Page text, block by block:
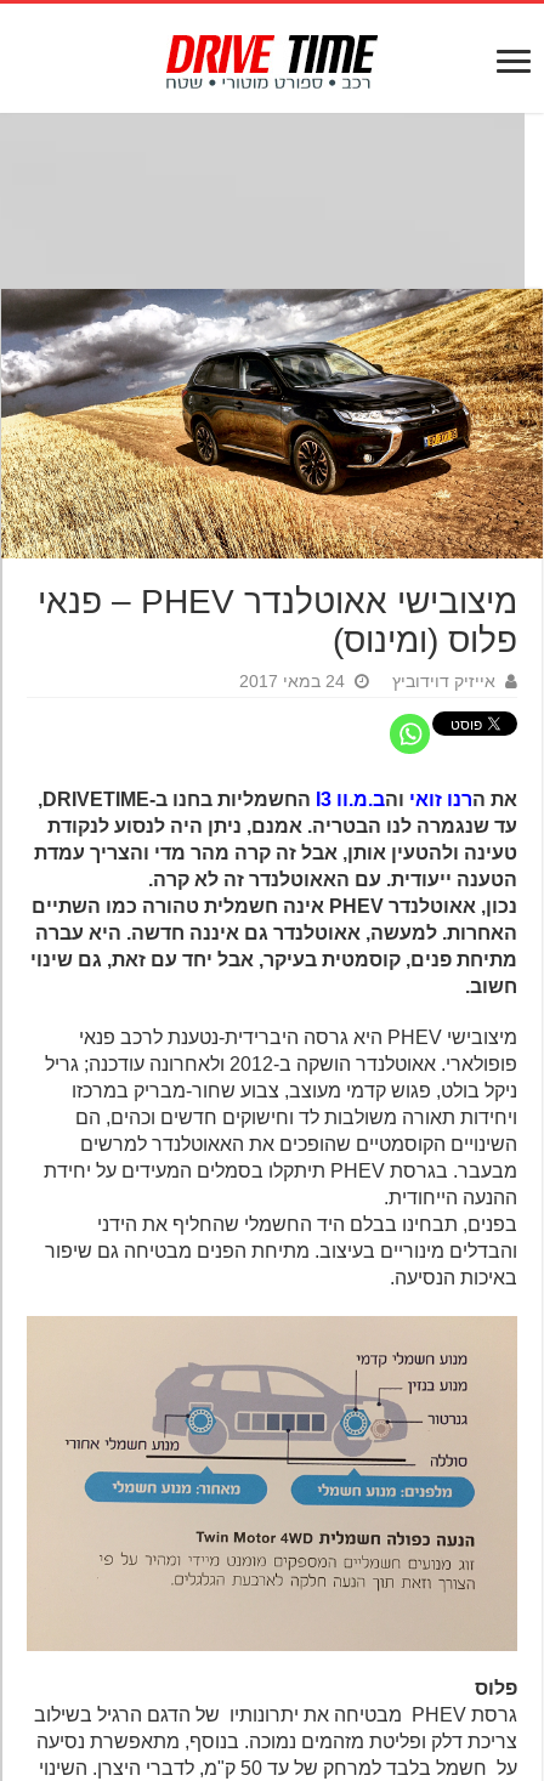
מיצובישי אאוטלנדר PHEV – פנאי
פלוס (ומינוס)
אייזיק דוידוביץ 24 במאי 2017
את הרנו זואיוה ב.מ.וו I3
החשמליות בחנו ב-DRIVETIME,
עד שנגמרה לנו הבטריה. אמנם, ניתן היה לנסוע לנקודת
טעינה ולהטעין אותן, אבל זה קרה מהר מדי והצריך עמדת
הטענה ייעודית. עם האאוטלנדר זה לא קרה.
נכון, אאוטלנדר PHEV אינה חשמלית טהורה כמו השתיים
האחרות. למעשה, אאוטלנדר גם איננה חדשה. היא עברה
מתיחת פנים, קוסמטית בעיקר, אבל יחד עם זאת, גם שינוי
חשוב.
מיצובישי PHEV היא גרסה היברידית-נטענת לרכב פנאי
פופולארי. אאוטלנדר הושקה ב-2012 ולאחרונה עודכנה; גריל
ניקל בולט, פגוש קדמי מעוצב, צבוע שחור-מבריק במרכזו
ויחידות תאורה משולבות לד וחישוקים חדשים וכהים, הם
השינויים הקוסמטיים שהופכים את האאוטלנדר למרשים
מבעבר. בגרסת PHEV תיתקלו בסמלים המעידים על יחידת
ההנעה הייחודית.
בפנים, תבחינו בבלם היד החשמלי שהחליף את הידני
והבדלים מינוריים בעיצוב. מתיחת הפנים מבטיחה גם שיפור
באיכות הנסיעה.
פלוס
גרסת PHEV מבטיחה את יתרונותיו של הדגם הרגיל בשילוב
צריכת דלק ופליטת מזהמים נמוכה. בנוסף, מתאפשרת נסיעה
על חשמל בלבד למרחק של עד 50 ק"מ, לדברי היצרן. השינוי